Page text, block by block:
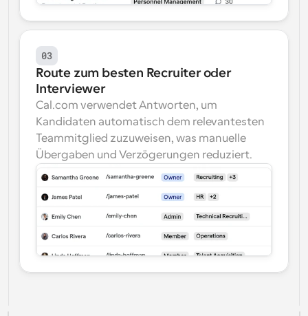
03
Route zum besten Recruiter oder
Interviewer
Cal.com verwendet Antworten, um
Kandidaten automatisch dem relevantesten
Teammitglied zuzuweisen, was manuelle
Übergaben und Verzögerungen reduziert.